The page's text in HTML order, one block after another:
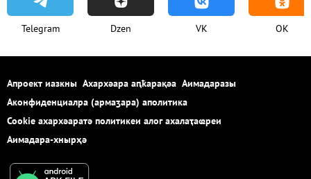
Telegram Dzen VK OK
Апроект иазкны Ахархәара аԥҟарақәа Аимадаразы
Аконфиденциалра (армаӡара) аполитика
Cookie ахархәаратә политикеи алог ахалаҭаҩреи
Аимадара-хнырҳә